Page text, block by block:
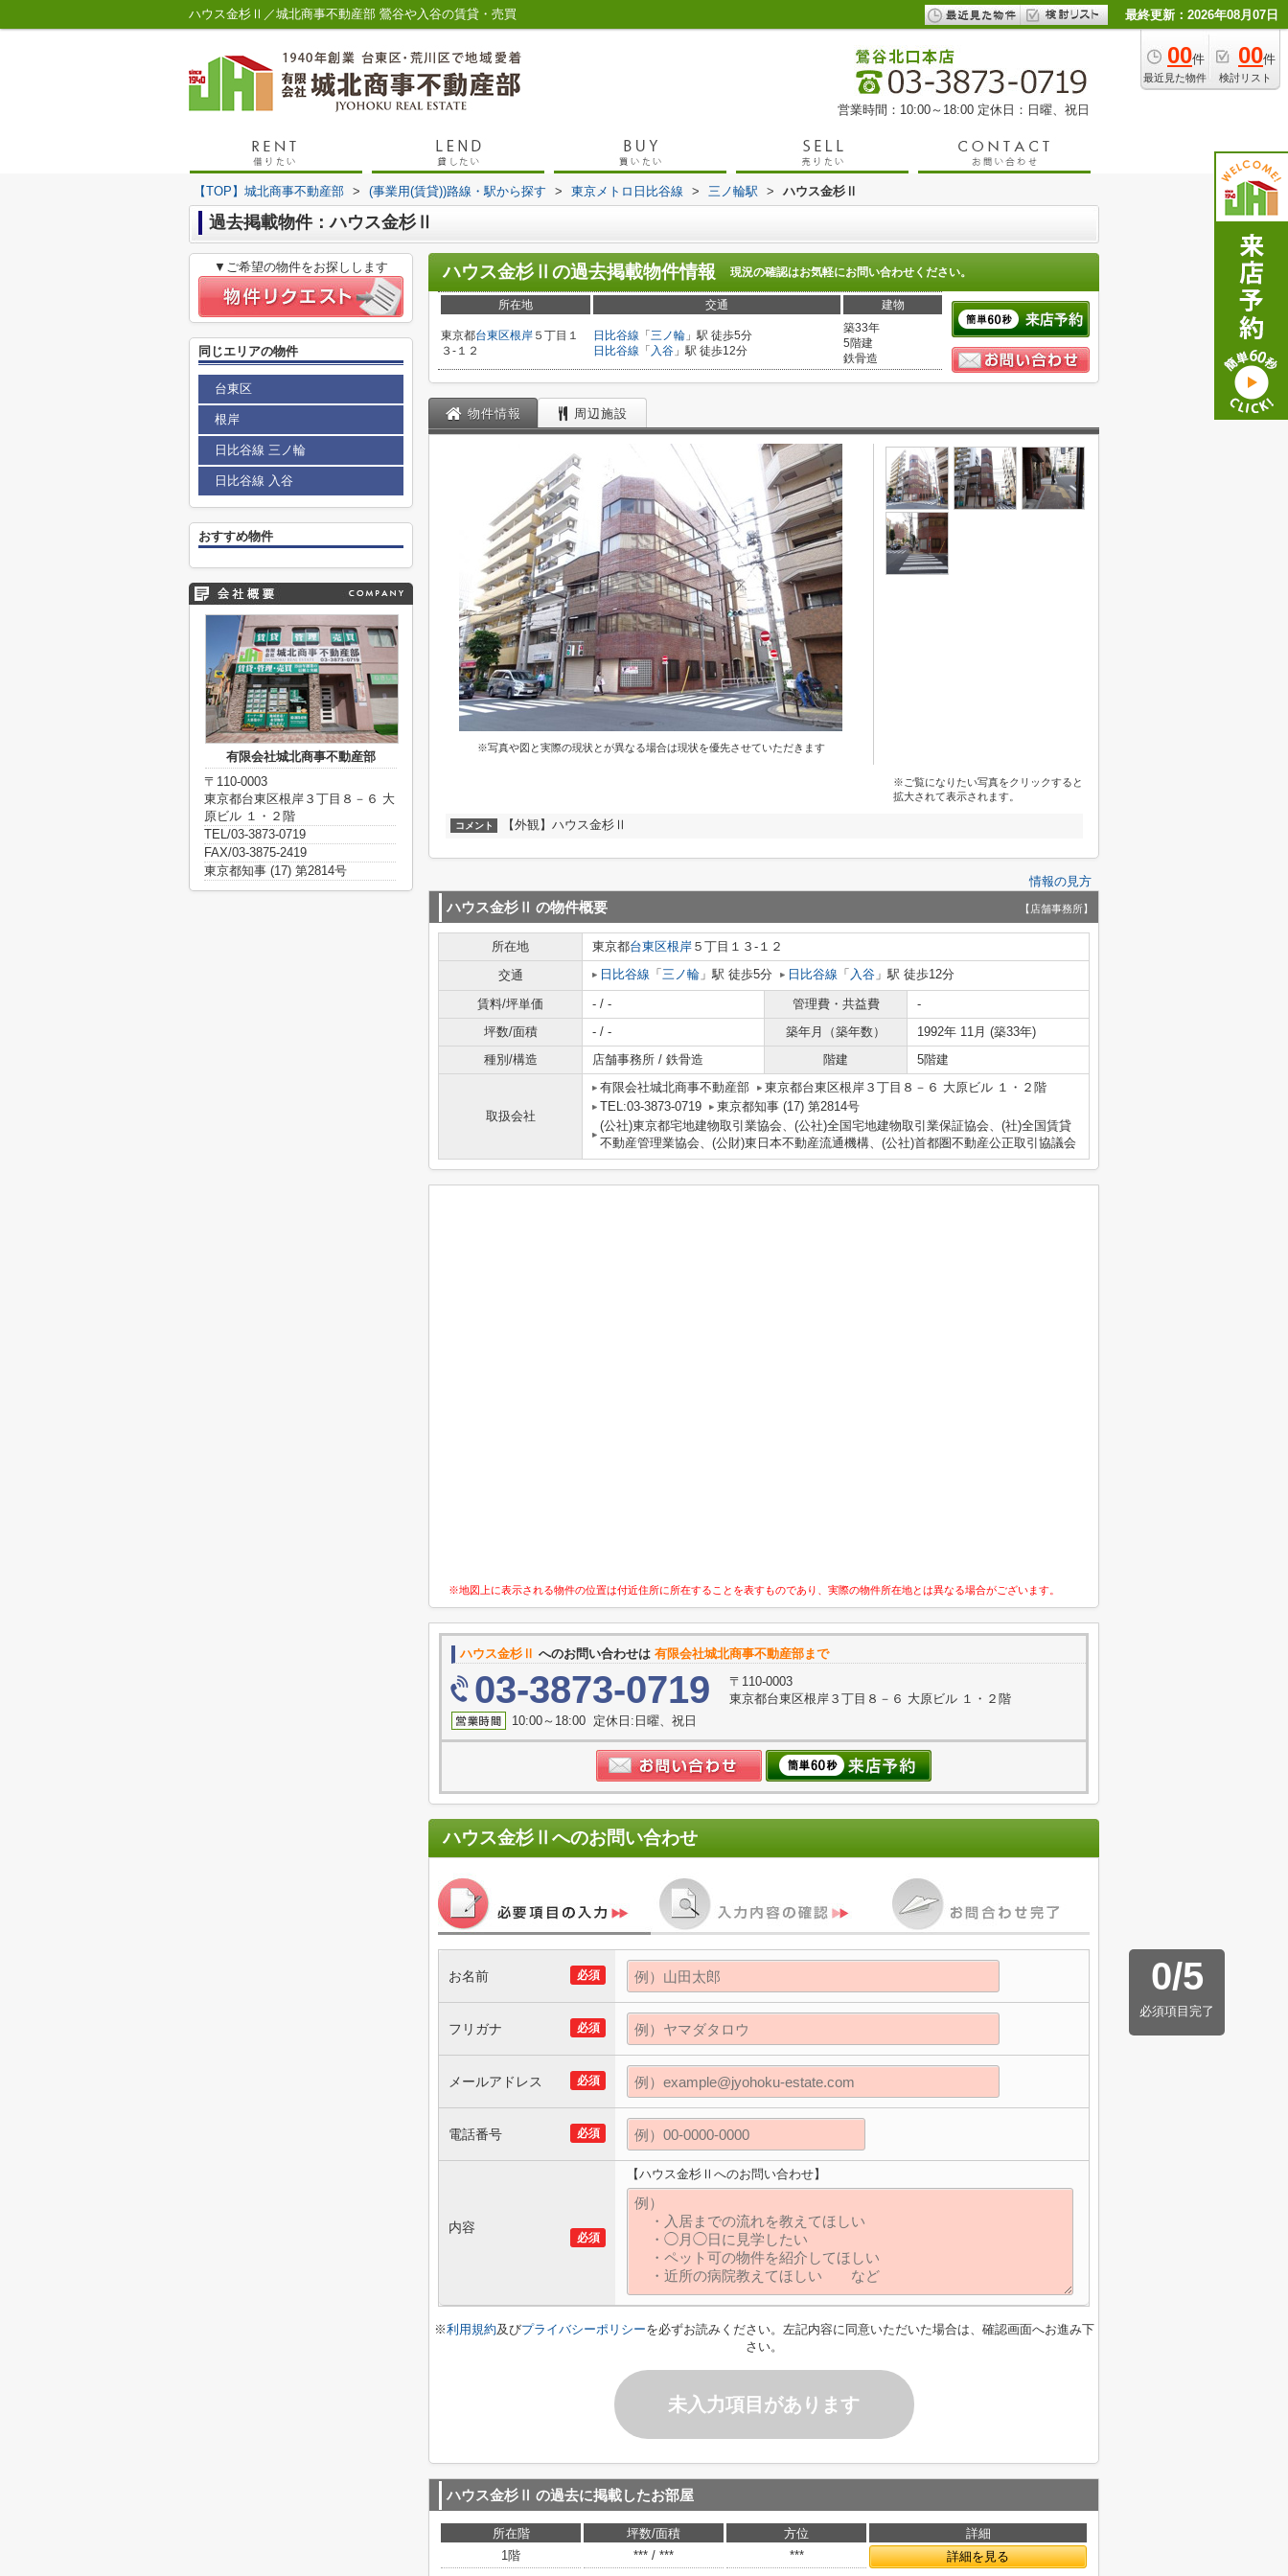
ハウス金杉Ⅱ／城北商事不動産部 鶯谷や入谷の賃貸・売買 最終更新：2026年08月07日
00件
最近見た物件
00件
検討リスト
営業時間：10:00～18:00 定休日：日曜、祝日
【TOP】城北商事不動産部 > (事業用(賃貸))路線・駅から探す > 東京メトロ日比谷線 > 三ノ輪駅 > ハウス金杉Ⅱ
過去掲載物件：ハウス金杉Ⅱ
ハウス金杉Ⅱ の過去掲載物件情報 現況の確認はお気軽にお問い合わせください。
所在地 交通 建物
東京都台東区根岸 ５丁目１
３-１２
日比谷線 「 三ノ輪 」駅 徒歩5分
日比谷線 「 入谷 」駅 徒歩12分
築33年
5階建
鉄骨造
物件情報 周辺施設
※写真や図と実際の現状とが異なる場合は現状を優先させていただきます
※ご覧になりたい写真をクリックすると
拡大されて表示されます。
コメント 【外観】ハウス金杉Ⅱ
情報の見方
ハウス金杉Ⅱ の物件概要 【店舗事務所】
所在地 東京都台東区根岸 ５丁目１３-１２
交通
日比谷線 「 三ノ輪 」駅 徒歩5分 日比谷線 「 入谷 」駅 徒歩12分
賃料/坪単価 - / - 管理費・共益費
-
坪数/面積
- / - 築年月（築年数）
1992年 11月 (築33年)
種別/構造
店舗事務所 / 鉄骨造 階建 5階建
取扱会社
有限会社城北商事不動産部
東京都台東区根岸３丁目８－６ 大原ビル １・２階
TEL:03-3873-0719
東京都知事 (17) 第2814号
(公社)東京都宅地建物取引業協会、(公社)全国宅地建物取引業保証協会、(社)全国賃貸
不動産管理業協会、(公財)東日本不動産流通機構、(公社)首都圏不動産公正取引協議会
※地図上に表示される物件の位置は付近住所に所在することを表すものであり、実際の物件所在地とは異なる場合がございます。
ハウス金杉Ⅱ へのお問い合わせは 有限会社城北商事不動産部まで
03-3873-0719
〒110-0003
東京都台東区根岸３丁目８－６ 大原ビル １・２階
10:00～18:00 定休日:日曜、祝日
ハウス金杉Ⅱ へのお問い合わせ
0/5
必須項目完了
必須
お名前
必須
フリガナ
必須
メールアドレス
必須
電話番号
必須
内容
【ハウス金杉Ⅱへのお問い合わせ】
※利用規約及びプライバシーポリシーを必ずお読みください。左記内容に同意いただいた場合は、確認画面へお進み下
さい。
未入力項目があります
ハウス金杉Ⅱ の過去に掲載したお部屋
所在階 坪数/面積 方位
詳細
1階
*** / *** *** 詳細を見る
▼ご希望の物件をお探しします
同じエリアの物件
台東区
根岸
日比谷線 三ノ輪
日比谷線 入谷
おすすめ物件
有限会社城北商事不動産部
〒110-0003
東京都台東区根岸３丁目８－６ 大
原ビル １・２階
TEL/03-3873-0719
FAX/03-3875-2419
東京都知事 (17) 第2814号